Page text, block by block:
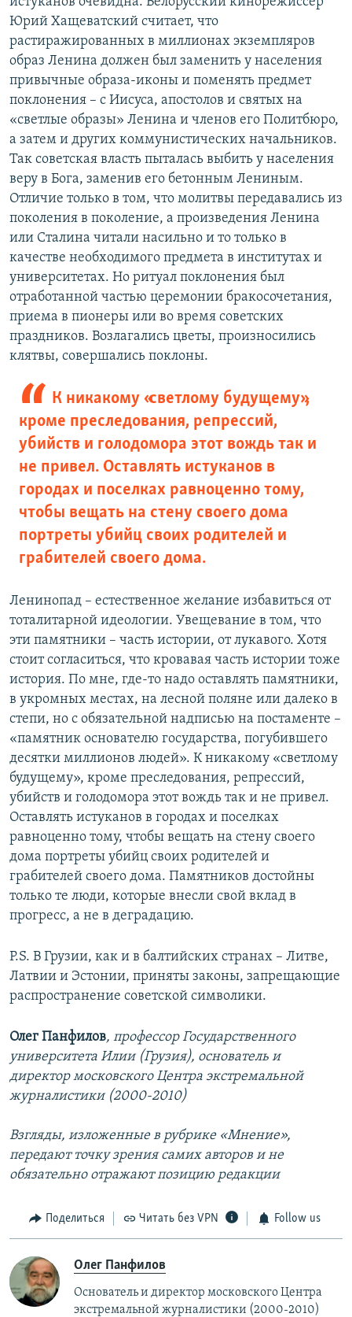
Юрий Хащеватский считает, что
растиражированных в миллионах экземпляров
образ Ленина должен был заменить у населения
привычные образа-иконы и поменять предмет
поклонения – с Иисуса, апостолов и святых на
«светлые образы» Ленина и членов его Политбюро,
а затем и других коммунистических начальников.
Так советская власть пыталась выбить у населения
веру в Бога, заменив его бетонным Лениным.
Отличие только в том, что молитвы передавались из
поколения в поколение, а произведения Ленина
или Сталина читали насильно и то только в
качестве необходимого предмета в институтах и
университетах. Но ритуал поклонения был
отработанной частью церемонии бракосочетания,
приема в пионеры или во время советских
праздников. Возлагались цветы, произносились
клятвы, совершались поклоны.
К никакому «светлому будущему»,
кроме преследования, репрессий,
убийств и голодомора этот вождь так и
не привел. Оставлять истуканов в
городах и поселках равноценно тому,
чтобы вещать на стену своего дома
портреты убийц своих родителей и
грабителей своего дома.
Ленинопад – естественное желание избавиться от
тоталитарной идеологии. Увещевание в том, что
эти памятники – часть истории, от лукавого. Хотя
стоит согласиться, что кровавая часть истории тоже
история. По мне, где-то надо оставлять памятники,
в укромных местах, на лесной поляне или далеко в
степи, но с обязательной надписью на постаменте –
«памятник основателю государства, погубившего
десятки миллионов людей». К никакому «светлому
будущему», кроме преследования, репрессий,
убийств и голодомора этот вождь так и не привел.
Оставлять истуканов в городах и поселках
равноценно тому, чтобы вещать на стену своего
дома портреты убийц своих родителей и
грабителей своего дома. Памятников достойны
только те люди, которые внесли свой вклад в
прогресс, а не в деградацию.
P.S. В Грузии, как и в балтийских странах – Литве,
Латвии и Эстонии, приняты законы, запрещающие
распространение советской символики.
Олег Панфилов, профессор Государственного
университета Илии (Грузия), основатель и
директор московского Центра экстремальной
журналистики (2000-2010)
Взгляды, изложенные в рубрике «Мнение»,
передают точку зрения самих авторов и не
обязательно отражают позицию редакции
Поделиться Читать без VPN Follow us
Олег Панфилов
Основатель и директор московского Центра
экстремальной журналистики (2000-2010)